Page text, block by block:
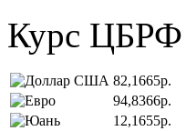
Курс ЦБРФ
82,1665р.
94,8366р.
12,1655р.